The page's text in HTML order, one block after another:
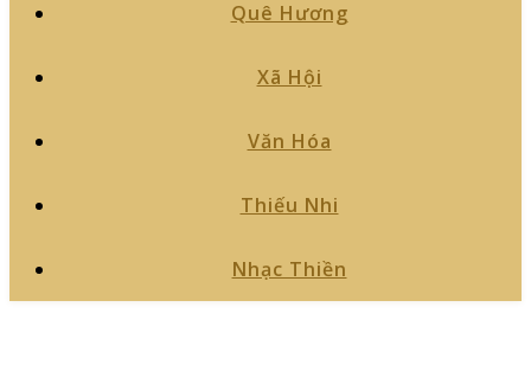
Quê Hương
Xã Hội
Văn Hóa
Thiếu Nhi
Nhạc Thiền